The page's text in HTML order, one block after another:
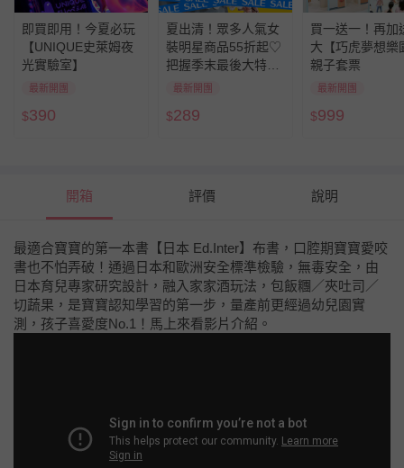
即買即用！今夏必玩
【UNIQUE史萊姆夜
光實驗室】
最新開團
$390
夏出清！眾多人氣女
裝明星商品55折起♡
把握季末最後大特價
～最新開團
$289
買一送一！再加
大【巧虎夢想樂
親子套票
最新開團
$999
開箱 評價 說明
最適合寶寶的第一本書【日本 Ed.Inter】布書，口腔期寶寶愛咬
書也不怕弄破！通過日本和歐洲安全標準檢驗，無毒安全，由
日本育兒專家研究設計，融入家家酒玩法，包飯糰／夾吐司／
切蔬果，是寶寶認知學習的第一步，量產前更經過幼兒園實
測，孩子喜愛度No.1！馬上來看影片介紹。